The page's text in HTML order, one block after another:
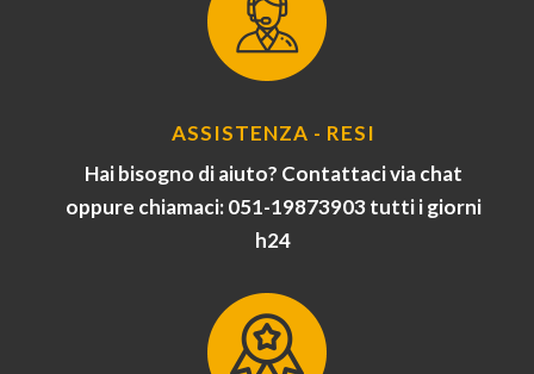
ASSISTENZA - RESI
Hai bisogno di aiuto? Contattaci via chat
oppure chiamaci: 051-19873903 tutti i giorni
h24